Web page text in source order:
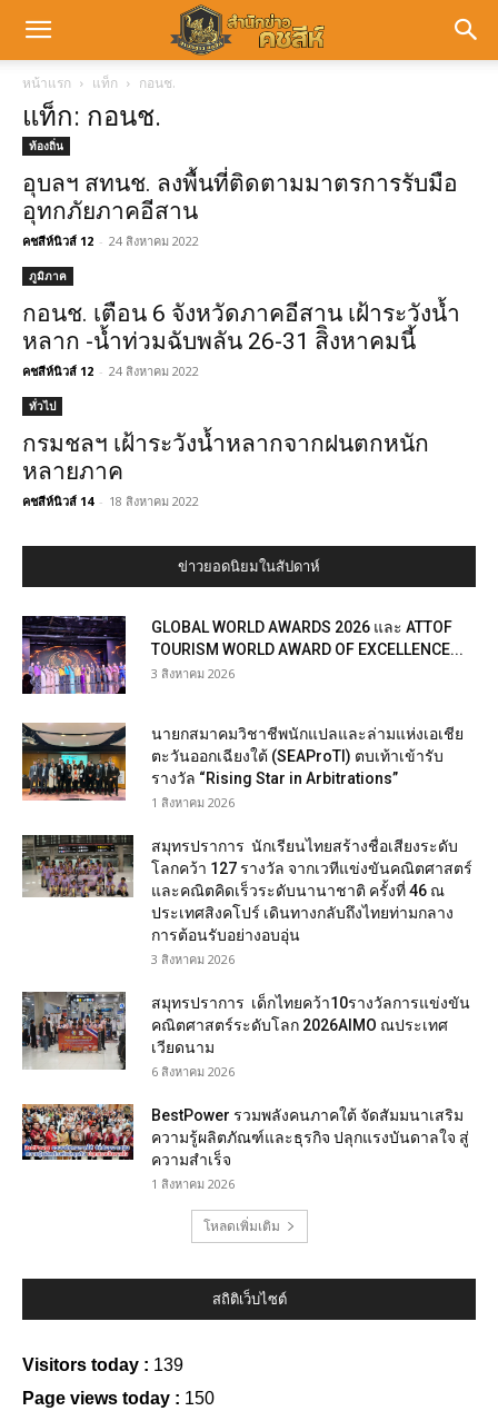
หน้าแรก แท็ก กอนช.
แท็ก: กอนช.
ท้องถิ่น
อุบลฯ สทนช. ลงพื้นที่ติดตามมาตรการรับมือ
อุทกภัยภาคอีสาน
คชสีห์นิวส์ 12 - 24 สิงหาคม 2022
ภูมิภาค
กอนช. เตือน 6 จังหวัดภาคอีสาน เฝ้าระวังน้ำ
หลาก -น้ำท่วมฉับพลัน 26-31 สิิงหาคมนี้
คชสีห์นิวส์ 12 - 24 สิงหาคม 2022
ทั่วไป
กรมชลฯ เฝ้าระวังน้ำหลากจากฝนตกหนัก
หลายภาค
คชสีห์นิวส์ 14 - 18 สิงหาคม 2022
ข่าวยอดนิยมในสัปดาห์
GLOBAL WORLD AWARDS 2026 และ ATTOF
TOURISM WORLD AWARD OF EXCELLENCE...
3 สิงหาคม 2026
นายกสมาคมวิชาชีพนักแปลและล่ามแห่งเอเชีย
ตะวันออกเฉียงใต้ (SEAProTI) ตบเท้าเข้ารับ
รางวัล “Rising Star in Arbitrations”
1 สิงหาคม 2026
สมุทรปราการ นักเรียนไทยสร้างชื่อเสียงระดับ
โลกคว้า 127 รางวัล จากเวทีแข่งขันคณิตศาสตร์
และคณิตคิดเร็วระดับนานาชาติ ครั้งที่ 46 ณ
ประเทศสิงคโปร์ เดินทางกลับถึงไทยท่ามกลาง
การต้อนรับอย่างอบอุ่น
3 สิงหาคม 2026
สมุทรปราการ เด็กไทยคว้า10รางวัลการแข่งขัน
คณิตศาสตร์ระดับโลก 2026AIMO ณประเทศ
เวียดนาม
6 สิงหาคม 2026
BestPower รวมพลังคนภาคใต้ จัดสัมมนาเสริม
ความรู้ผลิตภัณฑ์และธุรกิจ ปลุกแรงบันดาลใจ สู่
ความสำเร็จ
1 สิงหาคม 2026
โหลดเพิ่มเติม
สถิติเว็บไซต์
Visitors today : 139
Page views today : 150